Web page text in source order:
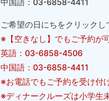
中国語：03-6858-4411
ご希望の日にちをクリックし
※【空きなし】でもご予約が
英語：03-6858-4506
中国語：03-6858-4411
※お電話でもご予約を受け付
※ディナークルーズは小学生